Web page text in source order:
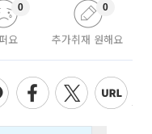
요
0
추가취재 원해요
0